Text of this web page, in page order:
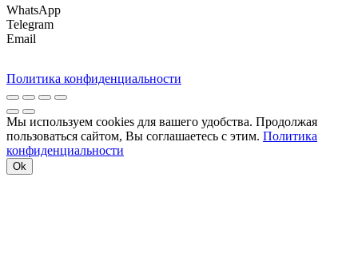
WhatsApp
Telegram
Email
Политика конфиденциальности
Мы используем cookies для вашего удобства. Продолжая
пользоваться сайтом, Вы соглашаетесь с этим. Политика
конфиденциальности
Ok